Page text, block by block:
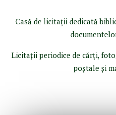
Casă de licitaţii dedicată
Licitaţii periodice de cărţi,
poştale şi